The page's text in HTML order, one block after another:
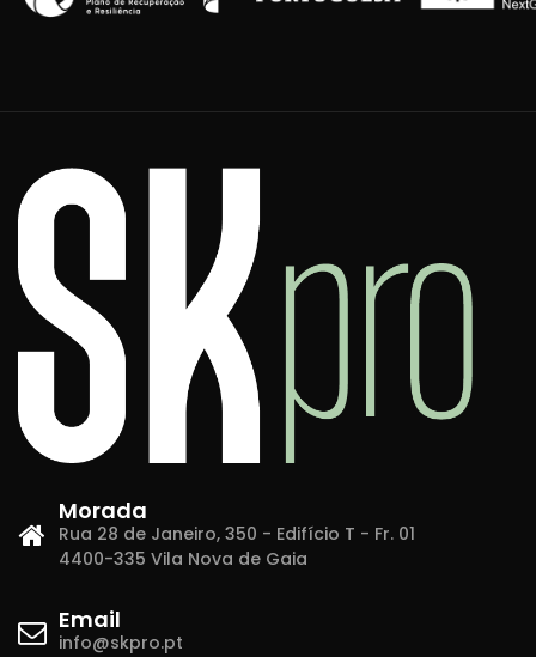
Morada
Rua 28 de Janeiro, 350 - Edifício T - Fr. 01
4400-335 Vila Nova de Gaia
Email
info@skpro.pt